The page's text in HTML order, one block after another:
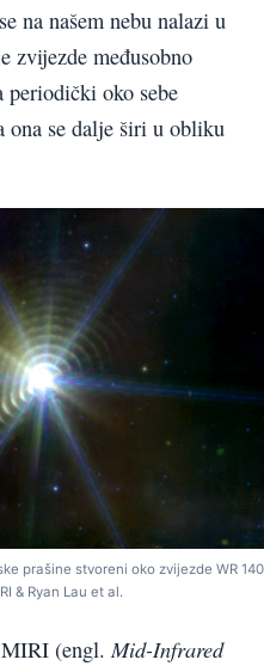
na našem nebu nalazi u
zvijezde međusobno
periodički oko sebe
ona se dalje širi u obliku
prašine stvoreni oko zvijezde WR
& Ryan Lau et al.
MIRI (engl.Mid-Infrared